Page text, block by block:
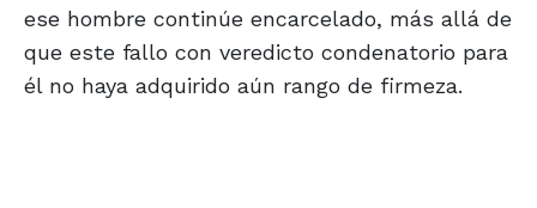
ese hombre continúe encarcelado, más allá de
que este fallo con veredicto condenatorio para
él no haya adquirido aún rango de firmeza.